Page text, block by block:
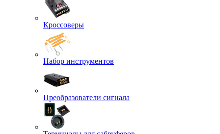
Кроссоверы
Набор инструментов
Преобразователи сигнала